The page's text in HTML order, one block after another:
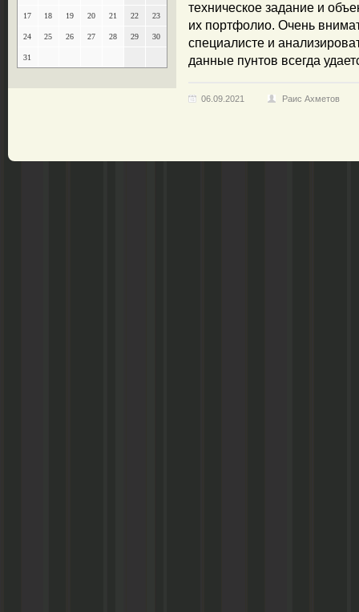
17 18 19 20 21 22 23
24 25 26 27 28 29 30
31
техническое задание и
их портфолио. Очень
специалисте и
данные пунтов всегда
06.09.2021 Раис Ахметов